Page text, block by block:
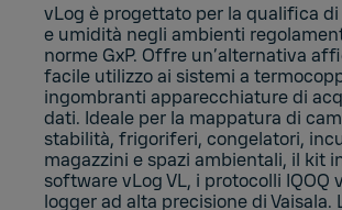
vLog è progettato per la qualifica
e umidità negli ambienti
norme GxP. Offre un’alternativa
facile utilizzo ai sistemi a
ingombranti apparecchiature di
dati. Ideale per la mappatura di
stabilità, frigoriferi, congelatori,
magazzini e spazi ambientali, il kit
software vLog VL, i protocolli IQOQ
logger ad alta precisione di Vaisala.